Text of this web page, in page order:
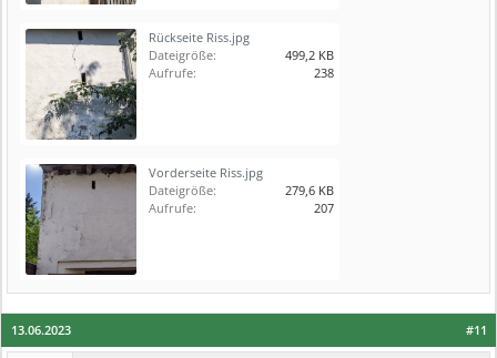
Rückseite Riss.jpg
Dateigröße:
499,2 KB
Aufrufe:
238
Vorderseite Riss.jpg
Dateigröße:
279,6 KB
Aufrufe:
207
#11
13.06.2023